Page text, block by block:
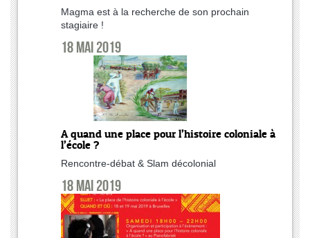
Magma est à la recherche de son prochain
stagiaire !
18 mai 2019
A quand une place pour l’histoire coloniale à
l’école ?
Rencontre-débat & Slam décolonial
18 mai 2019